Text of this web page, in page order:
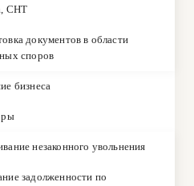
СНТ
документов в области
споров
бизнеса
незаконного увольнения
задолженности по